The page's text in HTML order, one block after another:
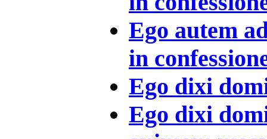
Ego autem
in
Ego dixi
Ego dixi